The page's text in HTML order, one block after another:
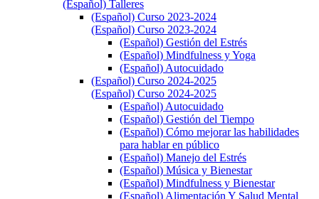
(Español) Talleres
(Español) Curso 2023-2024
(Español) Curso 2023-2024
(Español) Gestión del Estrés
(Español) Mindfulness y Yoga
(Español) Autocuidado
(Español) Curso 2024-2025
(Español) Curso 2024-2025
(Español) Autocuidado
(Español) Gestión del Tiempo
(Español) Cómo mejorar las habilidades
para hablar en público
(Español) Manejo del Estrés
(Español) Música y Bienestar
(Español) Mindfulness y Bienestar
(Español) Alimentación Y Salud Mental